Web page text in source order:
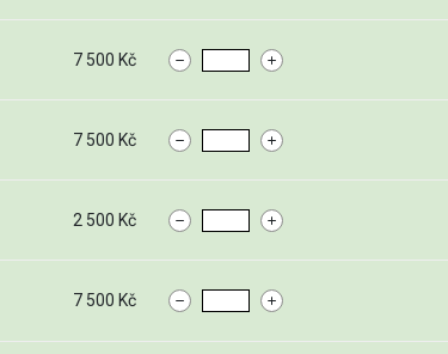
7 500 Kč
7 500 Kč
2 500 Kč
7 500 Kč